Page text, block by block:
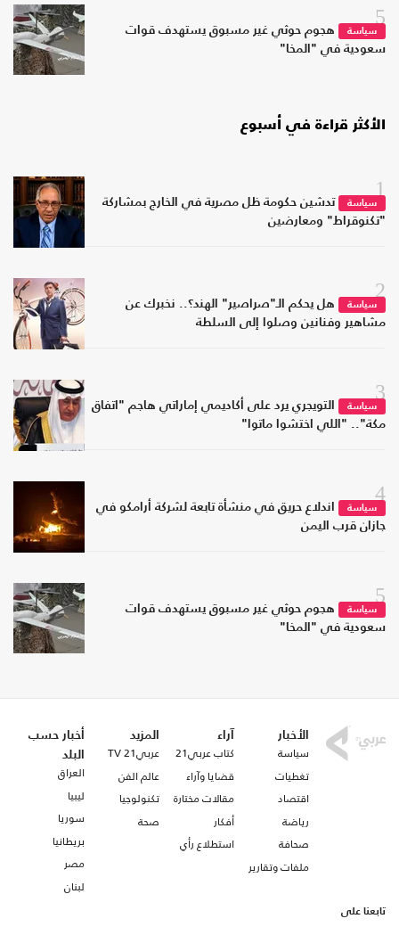
5
سياسة
هجوم حوثي غير مسبوق يستهدف قوات
سعودية في "المخا"
الأكثر قراءة في أسبوع
1
سياسة
تدشين حكومة ظل مصرية في الخارج بمشاركة
"تكنوقراط" ومعارضين
2
سياسة
هل يحكم الـ"صراصير" الهند؟.. نخبرك عن
مشاهير وفنانين وصلوا إلى السلطة
3
سياسة
التويجري يرد على أكاديمي إماراتي هاجم "اتفاق
مكة".. "اللي اختشوا ماتوا"
4
سياسة
اندلاع حريق في منشأة تابعة لشركة أرامكو في
جازان قرب اليمن
5
سياسة
هجوم حوثي غير مسبوق يستهدف قوات
سعودية في "المخا"
الأخبار
سياسة
تغطيات
اقتصاد
رياضة
صحافة
ملفات وتقارير
آراء
كتاب عربي21
قضايا وآراء
مقالات مختارة
أفكار
استطلاع رأي
المزيد
عربي21 TV
عالم الفن
تكنولوجيا
صحة
أخبار حسب
البلد
العراق
ليبيا
سوريا
بريطانيا
مصر
لبنان
تابعنا على